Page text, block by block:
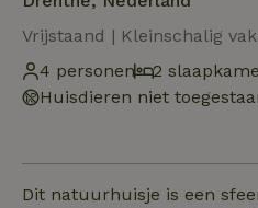
Vrijstaand | Kleinschalig
4 personen
2
Huisdieren niet
Dit natuurhuisje is een